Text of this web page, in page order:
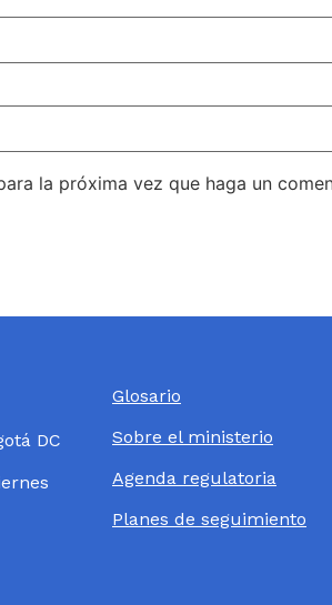
la próxima vez que haga un
DC
Glosario
Sobre el ministerio
Agenda regulatoria
Planes de seguimiento